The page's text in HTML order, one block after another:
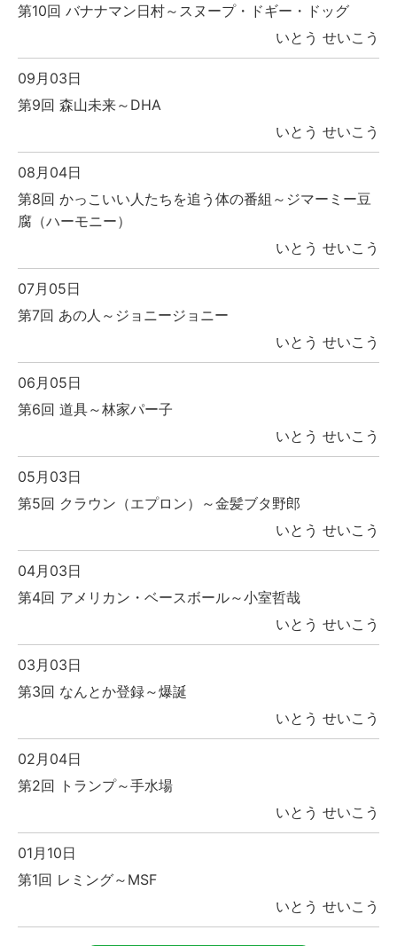
第10回 バナナマン日村～スヌープ・ドギー・ドッグ
いとう せいこう
09月03日
第9回 森山未来～DHA
いとう せいこう
08月04日
第8回 かっこいい人たちを追う体の番組～ジマーミー豆
腐（ハーモニー）
いとう せいこう
07月05日
第7回 あの人～ジョニージョニー
いとう せいこう
06月05日
第6回 道具～林家パー子
いとう せいこう
05月03日
第5回 クラウン（エプロン）～金髪ブタ野郎
いとう せいこう
04月03日
第4回 アメリカン・ベースボール～小室哲哉
いとう せいこう
03月03日
第3回 なんとか登録～爆誕
いとう せいこう
02月04日
第2回 トランプ～手水場
いとう せいこう
01月10日
第1回 レミング～MSF
いとう せいこう